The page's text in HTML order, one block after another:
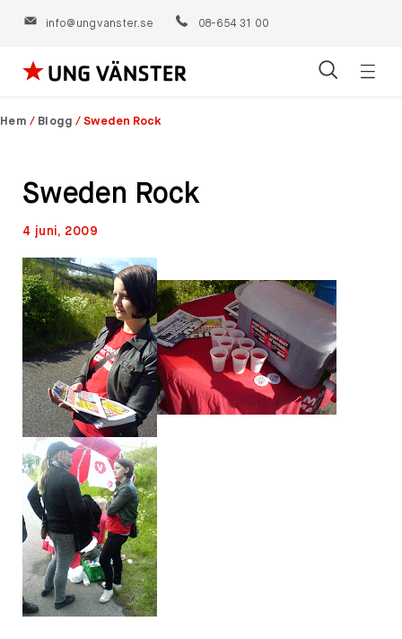
info@ungvanster.se 08-654 31 00
Hoppa
till
Hem / Blogg /Sweden Rock
Sweden Rock
4 juni, 2009